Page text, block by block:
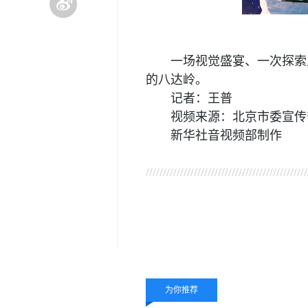
一场视觉盛宴、一次探
的八达岭。
记者：王普
视频来源：北京市委宣
新华社音视频部制作
为你推荐